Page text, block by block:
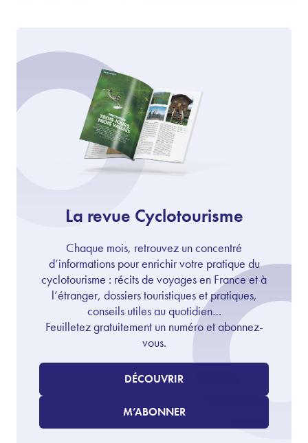
La revue Cyclotourisme
Chaque mois, retrouvez un concentré
d’informations pour enrichir votre pratique du
cyclotourisme : récits de voyages en France et à
l’étranger, dossiers touristiques et pratiques,
conseils utiles au quotidien…
Feuilletez gratuitement un numéro et abonnez-
vous.
DÉCOUVRIR
M’ABONNER